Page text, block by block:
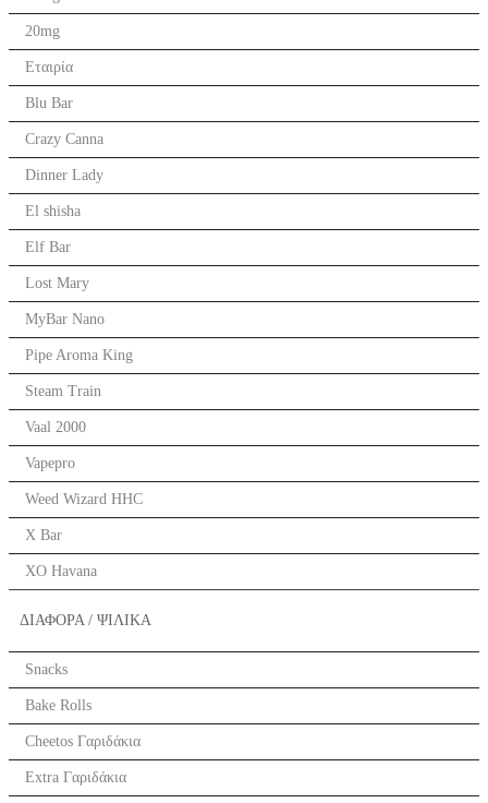
20mg
Εταιρία
Blu Bar
Crazy Canna
Dinner Lady
El shisha
Elf Bar
Lost Mary
MyBar Nano
Pipe Aroma King
Steam Train
Vaal 2000
Vapepro
Weed Wizard HHC
X Bar
XO Havana
ΔΙΑΦΟΡΑ / ΨΙΛΙΚΑ
Snacks
Bake Rolls
Cheetos Γαριδάκια
Extra Γαριδάκια